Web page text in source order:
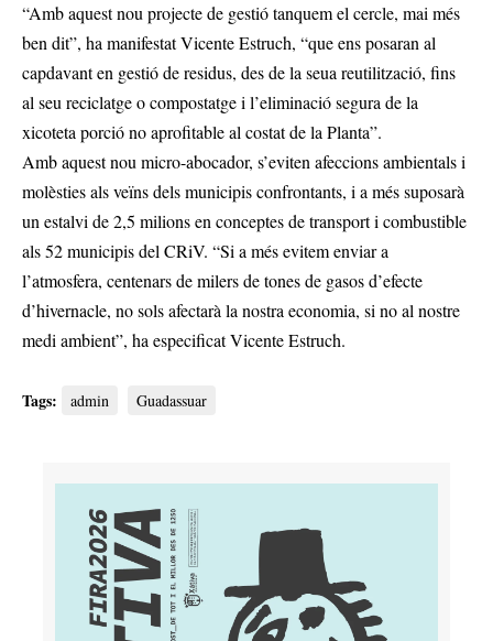
“Amb aquest nou projecte de gestió tanquem el cercle, mai més
ben dit”, ha manifestat Vicente Estruch, “que ens posaran al
capdavant en gestió de residus, des de la seua reutilització, fins
al seu reciclatge o compostatge i l’eliminació segura de la
xicoteta porció no aprofitable al costat de la Planta”.
Amb aquest nou micro-abocador, s’eviten afeccions ambientals i
molèsties als veïns dels municipis confrontants, i a més suposarà
un estalvi de 2,5 milions en conceptes de transport i combustible
als 52 municipis del CRiV. “Si a més evitem enviar a
l’atmosfera, centenars de milers de tones de gasos d’efecte
d’hivernacle, no sols afectarà la nostra economia, si no al nostre
medi ambient”, ha especificat Vicente Estruch.
Tags: admin Guadassuar